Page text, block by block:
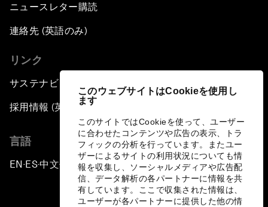
このウェブサイトはCookieを使用し
ます
このサイトではCookieを使って、ユーザー
に合わせたコンテンツや広告の表示、トラ
フィックの分析を行っています。またユー
ザーによるサイトの利用状況についても情
報を収集し、ソーシャルメディアや広告配
信、データ解析の各パートナーに情報を共
有しています。ここで収集された情報は、
ユーザーが各パートナーに提供した他の情
ニュースレター購読
連絡先 (英語のみ)
リンク
サステナビリティへの取り組み
採用情報 (英語のみ)
言語
EN ▪ES▪中文▪ 日本語